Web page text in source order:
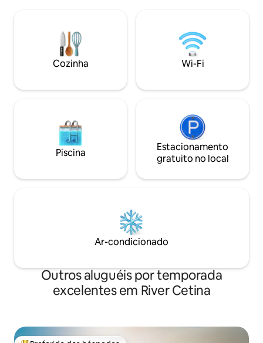
segundo banheiro. Um banheiro fica no
podemos acomodar 5.
que estão
cidade e um
toda a sua estadia.
Cozinha Wi-Fi
Piscina
Estacionamento
gratuito no local
Ar-condicionado
Outros aluguéis por temporada
excelentes em River Cetina